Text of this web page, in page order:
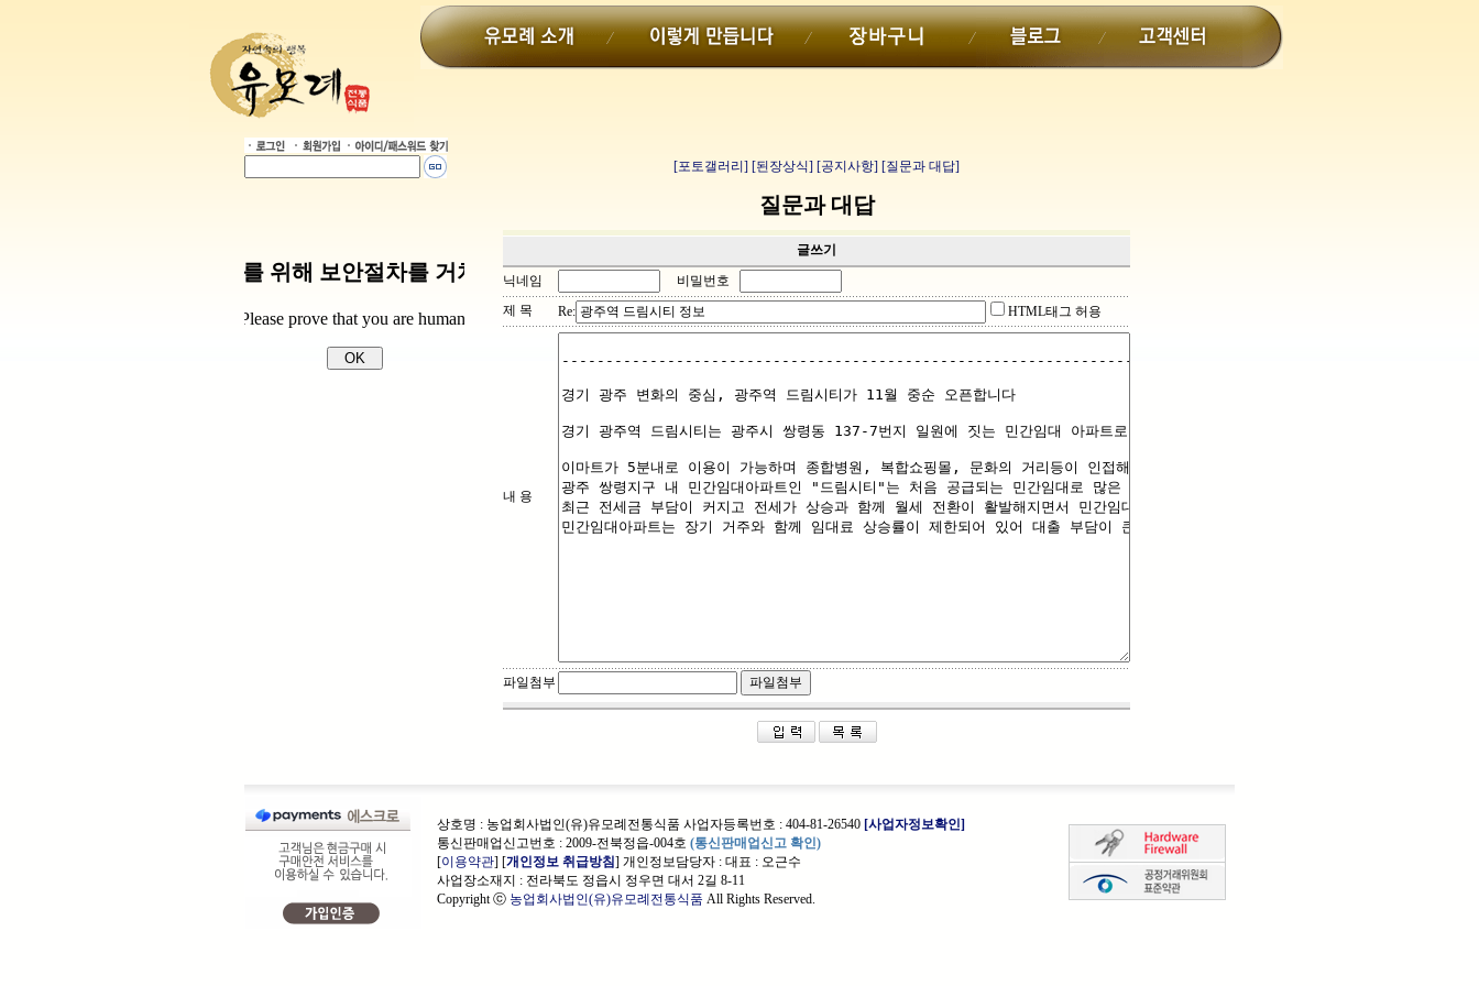
[포토갤러리] [된장상식] [공지사항] [질문과 대답]
질문과 대답
글쓰기
닉네임
비밀번호
제 목
Re: HTML태그 허용
내 용
파일첨부
상호명 : 농업회사법인(유)유모례전통식품 사업자등록번호 : 404-81-26540 [사업자정보확인]
통신판매업신고번호 : 2009-전북정읍-004호 (통신판매업신고 확인)
[이용약관] [개인정보 취급방침] 개인정보담당자 : 대표 : 오근수
사업장소재지 : 전라북도 정읍시 정우면 대서 2길 8-11
Copyright ⓒ 농업회사법인(유)유모례전통식품 All Rights Reserved.